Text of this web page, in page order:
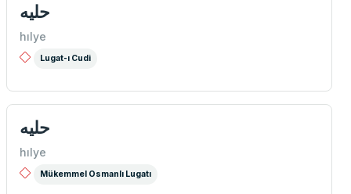
حليه
hılye
Lugat-ı Cudi
حليه
hılye
Mükemmel Osmanlı Lugatı